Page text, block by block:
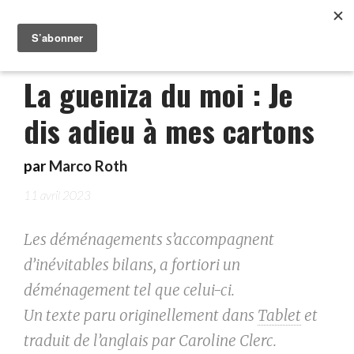
La gueniza du moi : Je
dis adieu à mes cartons
par Marco Roth
11 avril 2023
Les déménagements s’accompagnent
d’inévitables bilans, a fortiori un
déménagement tel que celui-ci.
Un texte paru originellement dans Tablet et
traduit de l’anglais par Caroline Clerc.